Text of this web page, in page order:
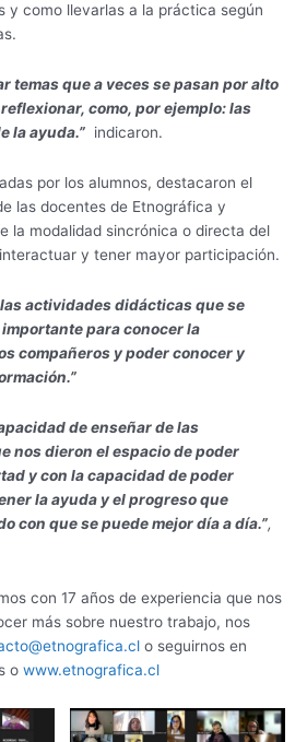
y como llevarlas a la práctica según
temas que a veces se pasan por alto
como, por ejemplo: las
la ayuda.” indicaron.
por los alumnos, destacaron el
las docentes de Etnográfica y
la modalidad sincrónica o directa del
y tener mayor participación.
las actividades didácticas que se
para conocer la
compañeros y poder conocer y
de enseñar de las
nos dieron el espacio de poder
y con la capacidad de poder
la ayuda y el progreso que
con que se puede mejor día a día.”,
con 17 años de experiencia que nos
más sobre nuestro trabajo, nos
o seguirnos en
o www.etnografica.cl